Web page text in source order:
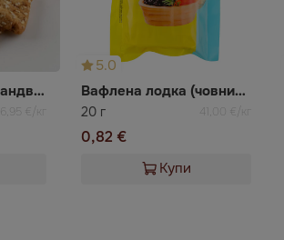
Овесен Хляб За Сандвичи
6,95 €/кг
5.0
Вафлена лодка (човник) Лекорна
20 г 41,00 €/кг
0,82 €
Купи